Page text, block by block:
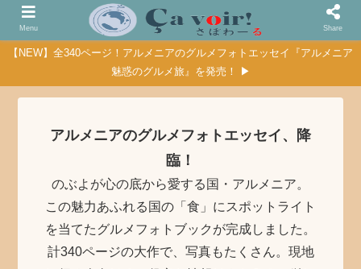
【NEW】全340ページ！アルメニアのグルメフォトエッセイ『アルメニア
魅惑のグルメ旅』を発売！ ▶
アルメニアのグルメフォトエッセイ、降
臨！
のぶよが心の底から愛する国・アルメニア。
この魅力あふれる国の「食」にスポットライト
を当てたグルメフォトブックが完成しました。
計340ページの大作で、写真もたくさん。現地
Menu Share